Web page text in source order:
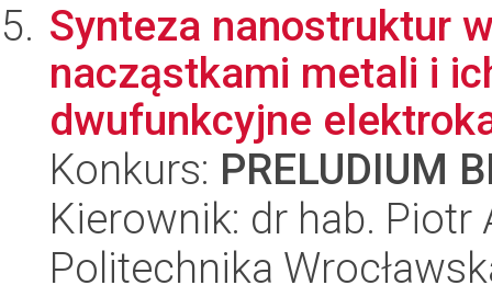
Synteza nanostruktur
nacząstkami metali i
dwufunkcyjne
Konkurs: PRELUDIUM
Kierownik: dr hab. Piotr
Politechnika